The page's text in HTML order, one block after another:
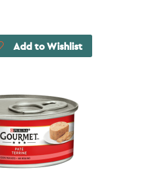
Add to Wishlist